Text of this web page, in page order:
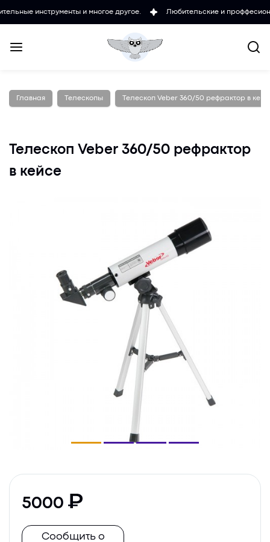
и многое другое. Любительские и проффесиональные
Главная Телескопы Телескоп Veber 360/50 рефрактор в
Телескоп Veber 360/50 рефрактор
в кейсе
5000
Сообщить о